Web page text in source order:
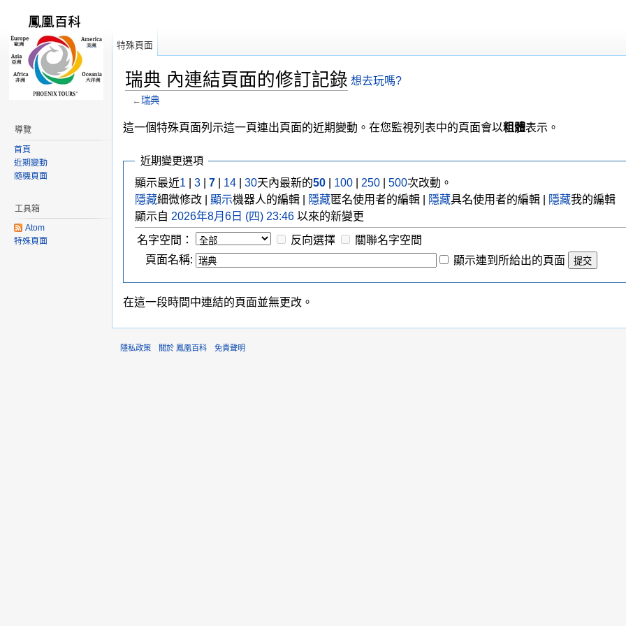
瑞典 內連結頁面的修訂記錄 想去玩嗎?
←瑞典
這一個特殊頁面列示這一頁連出頁面的近期變動。在您監視列表中的頁面會以粗體表示。
近期變更選項
顯示最近1 3 7 14 30天內最新的50 100 250 500次改動。
隱藏細微修改 | 顯示機器人的編輯 | 隱藏匿名使用者的編輯 | 隱藏具名使用者的編輯 | 隱藏我的編輯
顯示自 2026年8月6日 (四) 23:46 以來的新變更
名字空間： 反向選擇
關聯名字空間
頁面名稱:
顯示連到所給出的頁面
在這一段時間中連結的頁面並無更改。
特殊頁面
導覽
首頁
近期變動
隨機頁面
工具箱
Atom
特殊頁面
隱私政策 關於 鳳凰百科 免責聲明